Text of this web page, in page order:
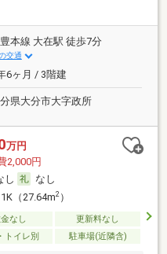
豊本線 大在駅 徒歩7分
交通
6ヶ月 / 3階建
県大分市大字政所
万円
2,000円
し
なし
（27.64m2）
なし
更新料なし
トイレ別 駐車場(近隣含)